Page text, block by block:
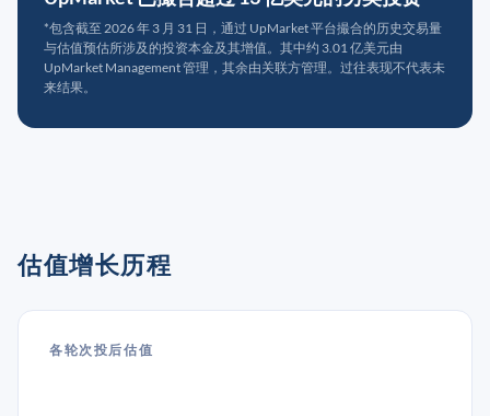
*包含截至 2026 年 3 月 31 日，通过 UpMarket 平台撮合的历史交易量
与估值预估所涉及的投资本金及其增值。其中约 3.01 亿美元由
UpMarket Management 管理，其余由关联方管理。过往表现不代表未
来结果。
估值增长历程
各轮次投后估值